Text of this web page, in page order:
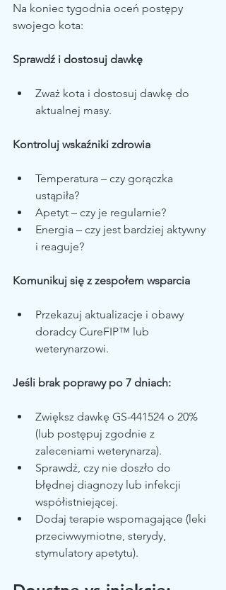
Na koniec tygodnia oceń postępy
swojego kota:
Sprawdź i dostosuj dawkę
Zważ kota i dostosuj dawkę do
aktualnej masy.
Kontroluj wskaźniki zdrowia
Temperatura – czy gorączka
ustąpiła?
Apetyt – czy je regularnie?
Energia – czy jest bardziej aktywny
i reaguje?
Komunikuj się z zespołem wsparcia
Przekazuj aktualizacje i obawy
doradcy CureFIP™ lub
weterynarzowi.
Jeśli brak poprawy po 7 dniach:
Zwiększ dawkę GS-441524 o 20%
(lub postępuj zgodnie z
zaleceniami weterynarza).
Sprawdź, czy nie doszło do
błędnej diagnozy lub infekcji
współistniejącej.
Dodaj terapie wspomagające (leki
przeciwwymiotne, sterydy,
stymulatory apetytu).